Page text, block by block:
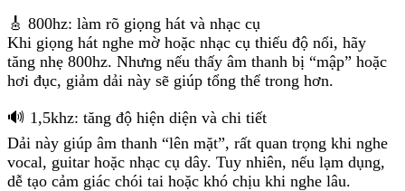
🎸 800hz: làm rõ giọng hát và nhạc cụ
Khi giọng hát nghe mờ hoặc nhạc cụ thiếu độ nổi, hãy
tăng nhẹ 800hz. Nhưng nếu thấy âm thanh bị “mập” hoặc
hơi đục, giảm dải này sẽ giúp tổng thể trong hơn.
🔊 1,5khz: tăng độ hiện diện và chi tiết
Dải này giúp âm thanh “lên mặt”, rất quan trọng khi nghe
vocal, guitar hoặc nhạc cụ dây. Tuy nhiên, nếu lạm dụng,
dễ tạo cảm giác chói tai hoặc khó chịu khi nghe lâu.